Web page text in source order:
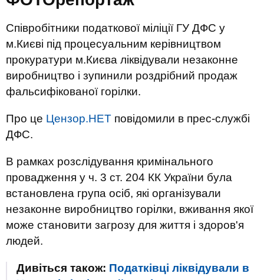
Співробітники податкової міліції ГУ ДФС у
м.Києві під процесуальним керівництвом
прокуратури м.Києва ліквідували незаконне
виробництво і зупинили роздрібний продаж
фальсифікованої горілки.
Про це Цензор.НЕТ повідомили в прес-службі
ДФС.
В рамках розслідування кримінального
провадження у ч. 3 ст. 204 КК України була
встановлена ​​група осіб, які організували
незаконне виробництво горілки, вживання якої
може становити загрозу для життя і здоров'я
людей.
Дивіться також: Податківці ліквідували в